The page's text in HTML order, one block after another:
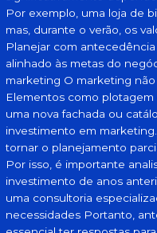
Por exemplo, uma loja de
mas, durante o verão, os
Planejar com
alinhado às metas do
marketing O marketing
Elementos como plotagem
uma nova fachada ou
investimento em
tornar o planejamento
Por isso, é importante
investimento de anos
uma consultoria
necessidades Portanto,